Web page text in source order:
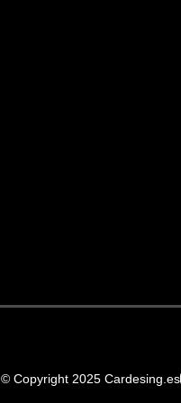
© Copyright 2025 Cardesing.es